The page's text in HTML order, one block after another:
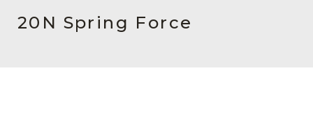
关于我们
20N Spring Force